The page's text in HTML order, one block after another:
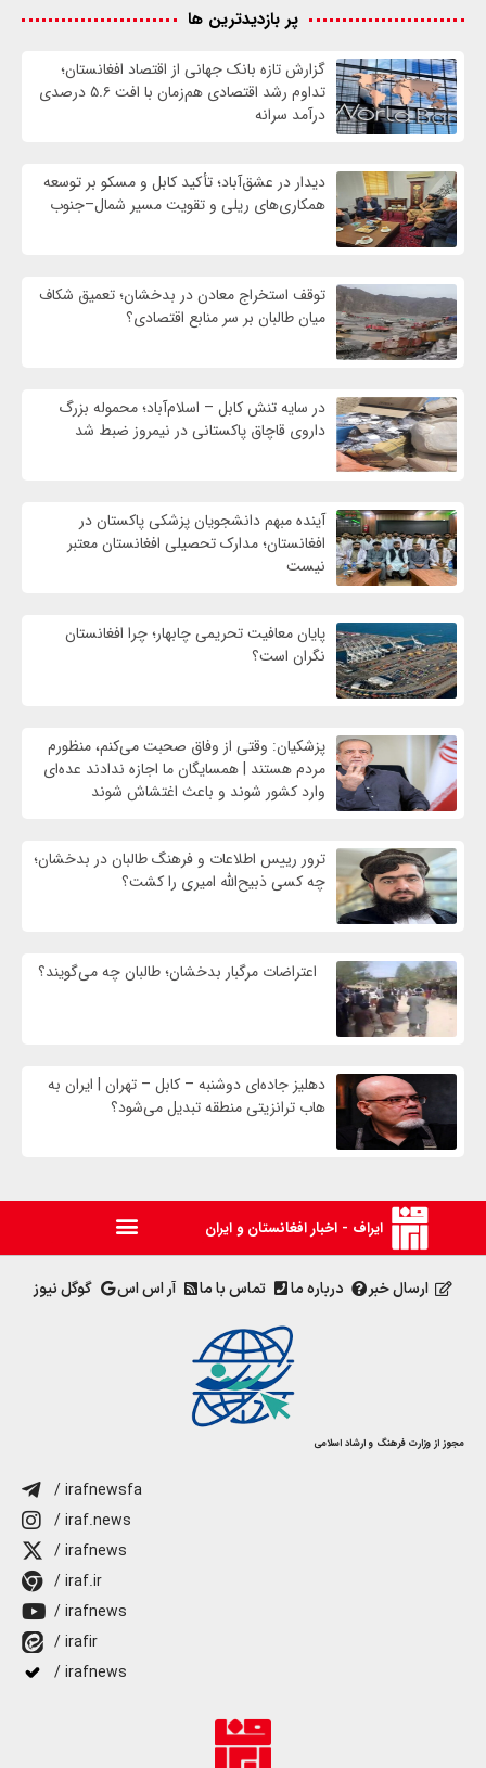
پر بازدیدترین ها
گزارش تازه بانک جهانی از اقتصاد افغانستان؛
تداوم رشد اقتصادی هم‌زمان با افت ۵.۶ درصدی
درآمد سرانه
دیدار در عشق‌آباد؛ تأکید کابل و مسکو بر توسعه
همکاری‌های ریلی و تقویت مسیر شمال–جنوب
توقف استخراج معادن در بدخشان؛ تعمیق شکاف
میان طالبان بر سر منابع اقتصادی؟
در سایه تنش کابل – اسلام‌آباد؛ محموله بزرگ
داروی قاچاق پاکستانی در نیمروز ضبط شد
آینده مبهم دانشجویان پزشکی پاکستان در
افغانستان؛ مدارک تحصیلی افغانستان معتبر
نیست
پایان معافیت تحریمی‌ چابهار؛ چرا افغانستان
نگران است؟
پزشکیان: وقتی از وفاق صحبت می‌کنم، منظورم
مردم هستند | همسایگان ما اجازه ندادند عده‌ای
وارد کشور شوند و باعث اغتشاش شوند
ترور رییس اطلاعات و فرهنگ طالبان در بدخشان؛
چه کسی ذبیح‌الله امیری را کشت؟
اعتراضات مرگبار بدخشان؛ طالبان چه می‌گویند؟
دهلیز جاده‌ای دوشنبه – کابل – تهران | ایران به
هاب ترانزیتی منطقه تبدیل می‌شود؟
ایراف - اخبار افغانستان و ایران
ارسال خبر درباره ما تماس با ما آر اس اس گوگل نیوز
مجوز از وزارت فرهنگ و ارشاد اسلامی
/ irafnewsfa
/ iraf.news
/ irafnews
/ iraf.ir
/ irafnews
/ irafir
/ irafnews